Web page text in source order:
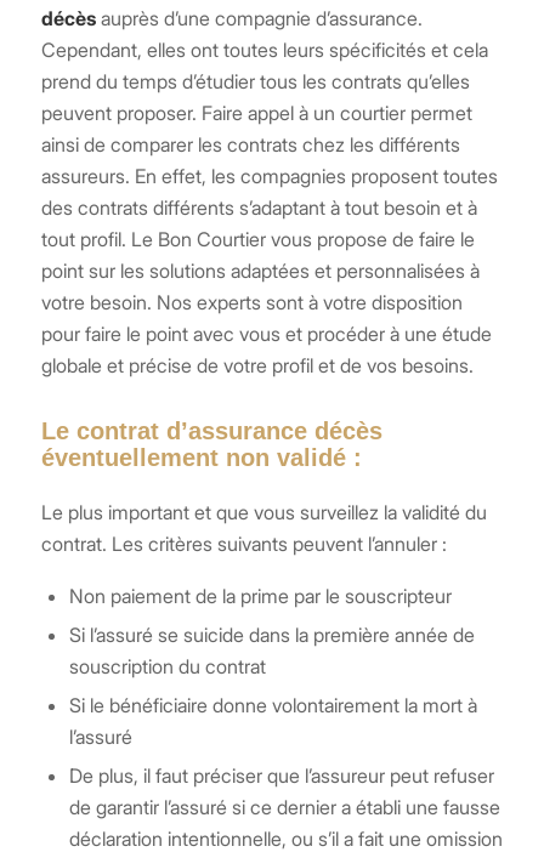
décèsauprès d’une compagnie d’assurance.
Cependant, elles ont toutes leurs spécificités et cela
prend du temps d’étudier tous les contrats qu’elles
peuvent proposer. Faire appel à un courtier permet
ainsi de comparer les contrats chez les différents
assureurs. En effet, les compagnies proposent toutes
des contrats différents s’adaptant à tout besoin et à
tout profil. Le Bon Courtier vous propose de faire le
point sur les solutions adaptées et personnalisées à
votre besoin. Nos experts sont à votre disposition
pour faire le point avec vous et procéder à une étude
globale et précise de votre profil et de vos besoins.
Le contrat d’assurance décès
éventuellement non validé :
Le plus important et que vous surveillez la validité du
contrat. Les critères suivants peuvent l’annuler :
Non paiement de la prime par le souscripteur
Si l’assuré se suicide dans la première année de
souscription du contrat
Si le bénéficiaire donne volontairement la mort à
l’assuré
De plus, il faut préciser que l’assureur peut refuser
de garantir l’assuré si ce dernier a établi une fausse
déclaration intentionnelle, ou s’il a fait une omission